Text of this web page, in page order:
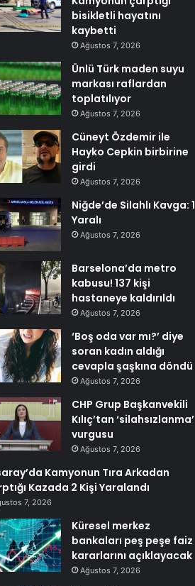
bisikletli hayatını
kaybetti
Ağustos 7, 2026
Ünlü Türk maden suyu
markası raflardan
toplatılıyor
Ağustos 7, 2026
Cüneyt Özdemir ile
Hayko Cepkin birbirine
girdi
Ağustos 7, 2026
Niğde’de Silahlı Kavga: 1
Yaralı
Ağustos 7, 2026
Barselona’da metro
kabusu! 137 kişi
hastaneye kaldırıldı
Ağustos 7, 2026
‘Boş oda var mı?’ diye
soran kadın aldığı
cevapla şaşkına döndü
Ağustos 7, 2026
CHP Grup Başkanvekili
Kılıç’tan ‘silahsızlanma’
vurgusu
Ağustos 7, 2026
Kamyonun Tıra Arkadan
Kazada 2 Kişi Yaralandı
7, 2026
Küresel merkez
bankaları peş peşe faiz
kararlarını açıklayacak
Ağustos 7, 2026